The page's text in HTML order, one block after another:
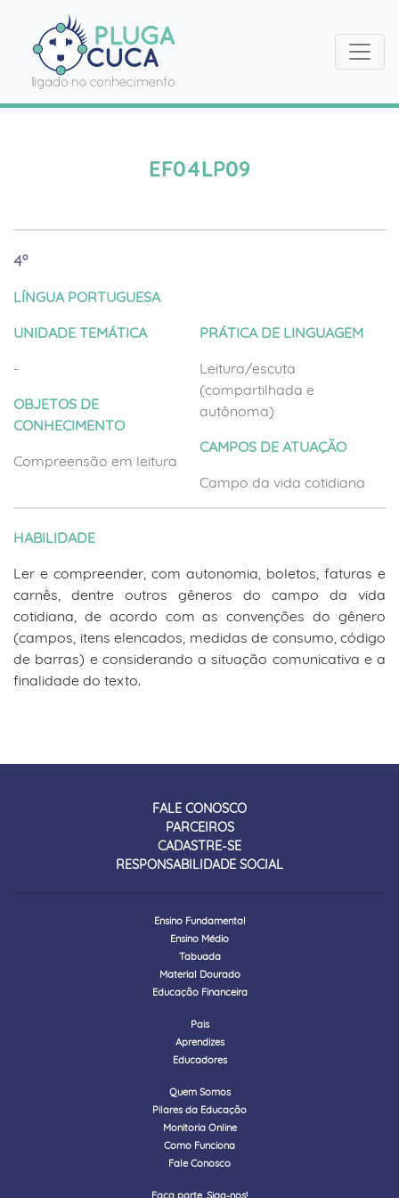
EF04LP09
4º
LÍNGUA PORTUGUESA
UNIDADE TEMÁTICA
-
OBJETOS DE
CONHECIMENTO
Compreensão em leitura
PRÁTICA DE LINGUAGEM
Leitura/escuta
(compartilhada e
autônoma)
CAMPOS DE ATUAÇÃO
Campo da vida cotidiana
HABILIDADE
Ler e compreender, com autonomia, boletos, faturas e
carnês, dentre outros gêneros do campo da vida
cotidiana, de acordo com as convenções do gênero
(campos, itens elencados, medidas de consumo, código
de barras) e considerando a situação comunicativa e a
finalidade do texto.
FALE CONOSCO
PARCEIROS
CADASTRE-SE
RESPONSABILIDADE SOCIAL
Ensino Fundamental
Ensino Médio
Tabuada
Material Dourado
Educação Financeira
Pais
Aprendizes
Educadores
Quem Somos
Pilares da Educação
Monitoria Online
Como Funciona
Fale Conosco
Faça parte. Siga-nos!